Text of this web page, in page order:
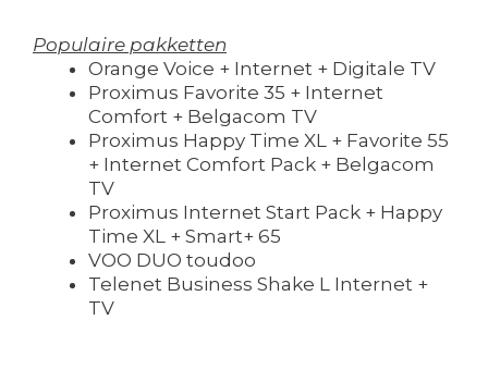
Populaire pakketten
Orange Voice + Internet + Digitale TV
Proximus Favorite 35 + Internet
Comfort + Belgacom TV
Proximus Happy Time XL + Favorite 55
+ Internet Comfort Pack + Belgacom
TV
Proximus Internet Start Pack + Happy
Time XL + Smart+ 65
VOO DUO toudoo
Telenet Business Shake L Internet +
TV